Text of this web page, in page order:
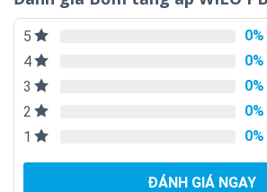
5 0%
4
0%
3
0%
2
0%
1
0%
ĐÁNH GIÁ NGAY